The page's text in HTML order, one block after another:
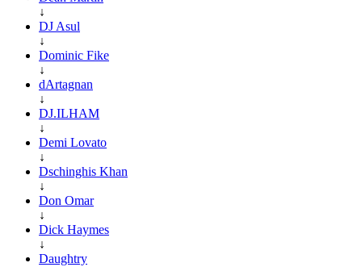
↓
DJ Asul
↓
Dominic Fike
↓
dArtagnan
↓
DJ.ILHAM
↓
Demi Lovato
↓
Dschinghis Khan
↓
Don Omar
↓
Dick Haymes
↓
Daughtry